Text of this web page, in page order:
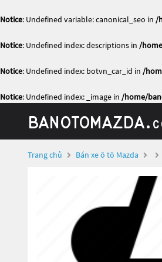
Notice: Undefined variable: canonical_seo in /
Notice: Undefined index: descriptions in /
Notice: Undefined index: botvn_car_id in /
Notice: Undefined index: _image in /home/
Trang chủ Bán xe ô tô Mazda